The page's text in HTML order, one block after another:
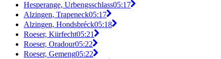
Hesperange, Urbengsschlass05:17
Alzingen, Trapeneck05:17
Alzingen, Hondsbréck05:18
Roeser, Kiirfecht05:21
Roeser, Oradour05:22
Roeser, Gemeng05:22